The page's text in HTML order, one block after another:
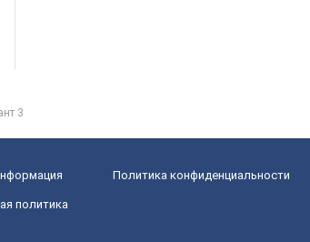
3
Политика конфиденциальности
политика